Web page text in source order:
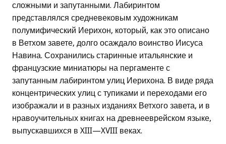
сложными и запутанными. Лабиринтом
представлялся средневековым художникам
полумифический Иерихон, который, как это описано
в Ветхом завете, долго осаждало воинство Иисуса
Навина. Сохранились старинные итальянские и
французские миниатюры на пергаменте с
запутанным лабиринтом улиц Иерихона. В виде ряда
концентрических улиц с тупиками и переходами его
изображали и в разных изданиях Ветхого завета, и в
нравоучительных книгах на древнееврейском языке,
выпускавшихся в XIII—XVIII веках.